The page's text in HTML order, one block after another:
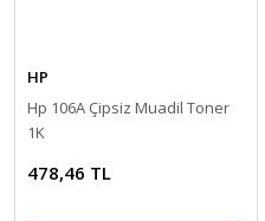
HP
Hp 106A Çipsiz Muadil Toner
1K
478,46 TL